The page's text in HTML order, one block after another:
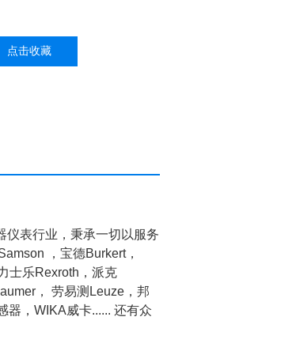
点击收藏
表行业，秉承一切以服务
，宝德Burkert，
士乐Rexroth，派克
， 劳易测Leuze，邦
器，WIKA威卡...... 还有众